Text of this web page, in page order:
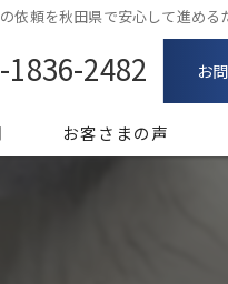
依頼を秋田県で安心して進める
1836-2482 お
お客さまの声